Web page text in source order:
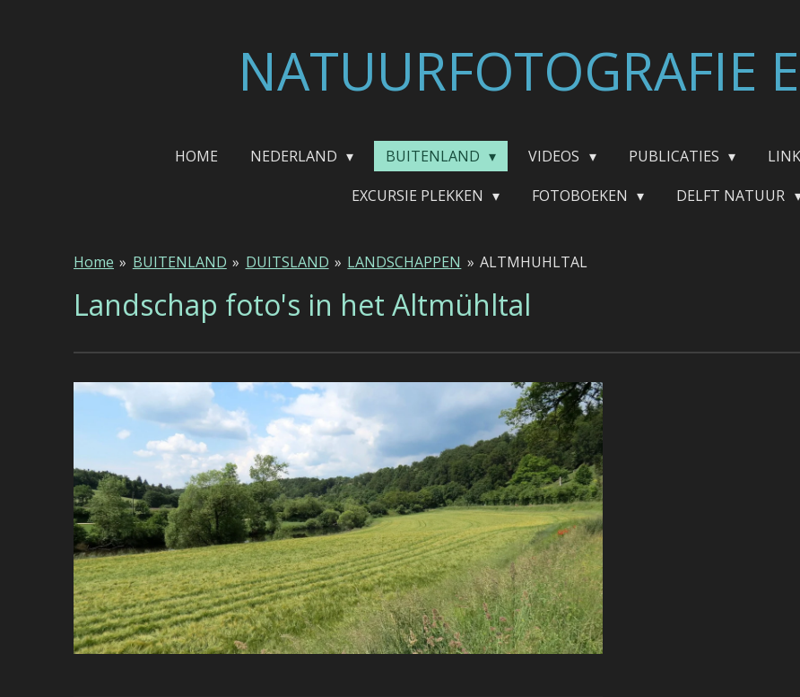
NATUURFOTOGRAFIE
HOME NEDERLAND BUITENLAND VIDEOS PUBLICATIES
EXCURSIE PLEKKEN
FOTOBOEKEN DELFT NATUUR
Home » BUITENLAND » DUITSLAND » LANDSCHAPPEN » ALTMHUHLTAL
Landschap foto's in het Altmühltal